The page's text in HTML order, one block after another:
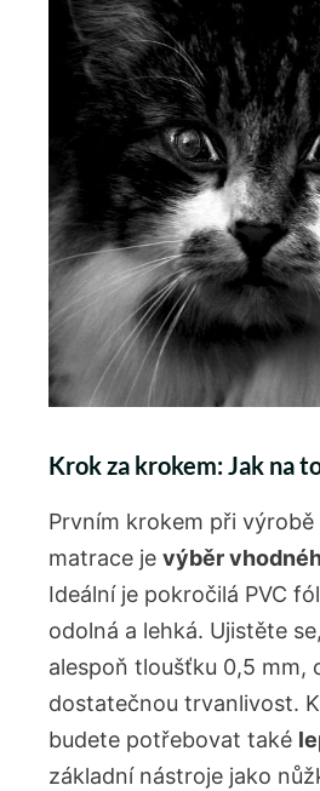
Krok za krokem: Jak na
Prvním krokem při
matrace je výběr
Ideální je pokročilá PVC
odolná a lehká. Ujistěte
alespoň tloušťku 0,5 mm,
dostatečnou trvanlivost.
budete potřebovat také
základní nástroje jako